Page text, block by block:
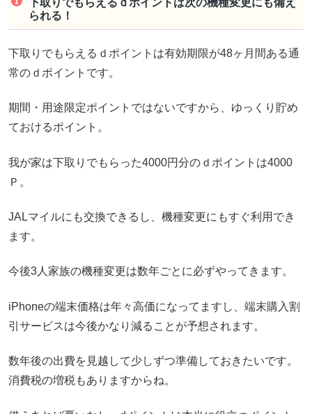
下取りでもらえるｄポイントは次の機種変更にも備え
られる！
下取りでもらえるｄポイントは有効期限が48ヶ月間ある通
常のｄポイントです。
期間・用途限定ポイントではないですから、ゆっくり貯め
ておけるポイント。
我が家は下取りでもらった4000円分のｄポイントは4000
Ｐ。
JALマイルにも交換できるし、機種変更にもすぐ利用でき
ます。
今後3人家族の機種変更は数年ごとに必ずやってきます。
iPhoneの端末価格は年々高価になってますし、端末購入割
引サービスは今後かなり減ることが予想されます。
数年後の出費を見越して少しずつ準備しておきたいです。
消費税の増税もありますからね。